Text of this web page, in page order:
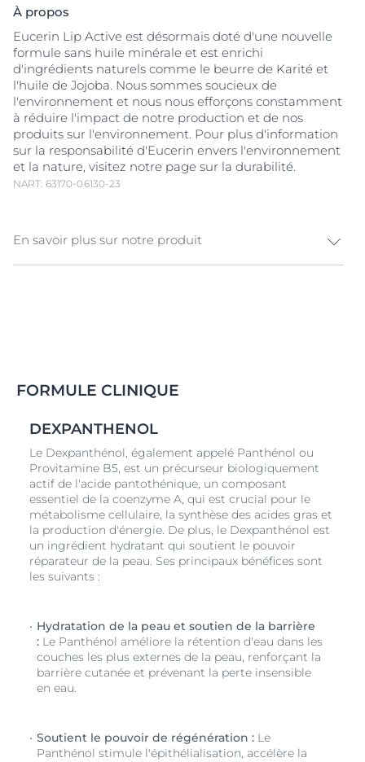
À propos
Eucerin Lip Active est désormais doté d'une nouvelle
formule sans huile minérale et est enrichi
d'ingrédients naturels comme le beurre de Karité et
l'huile de Jojoba. Nous sommes soucieux de
l'environnement et nous nous efforçons constamment
à réduire l'impact de notre production et de nos
produits sur l'environnement. Pour plus d'information
sur la responsabilité d'Eucerin envers l'environnement
et la nature, visitez notre page sur la durabilité.
NART: 63170-06130-23
En savoir plus sur notre produit
application régulière calmera rapidement vos lèvres
tout en assurant une protection continue de leur fine
FORMULE CLINIQUE
DEXPANTHENOL
Le Dexpanthénol, également appelé Panthénol ou
Provitamine B5, est un précurseur biologiquement
actif de l'acide pantothénique, un composant
essentiel de la coenzyme A, qui est crucial pour le
métabolisme cellulaire, la synthèse des acides gras et
la production d'énergie. De plus, le Dexpanthénol est
un ingrédient hydratant qui soutient le pouvoir
réparateur de la peau. Ses principaux bénéfices sont
les suivants :
Hydratation de la peau et soutien de la barrière
: Le Panthénol améliore la rétention d'eau dans les
couches les plus externes de la peau, renforçant la
barrière cutanée et prévenant la perte insensible
en eau.
Soutient le pouvoir de régénération : Le
Panthénol stimule l'épithélialisation, accélère la